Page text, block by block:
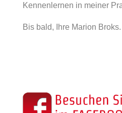
Kennenlernen in meiner
Bis bald, Ihre Marion Broks.